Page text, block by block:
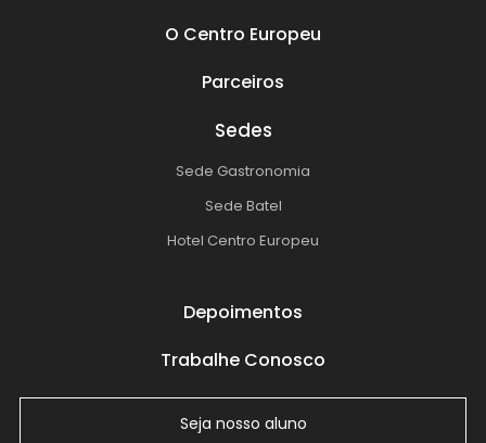
O Centro Europeu
Parceiros
Sedes
Sede Gastronomia
Sede Batel
Hotel Centro Europeu
Depoimentos
Trabalhe Conosco
Seja nosso aluno